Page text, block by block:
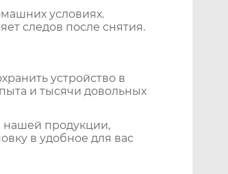
условиях.
следов после снятия.
устройство в
и тысячи довольных
нашей продукции,
в удобное для вас